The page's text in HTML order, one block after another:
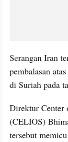
Serangan Iran
pembalasan
di Suriah pada
Direktur Center
(CELIOS)
tersebut